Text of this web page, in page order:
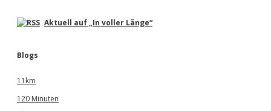
Aktuell auf „In voller Länge“
Blogs
11km
120 Minuten